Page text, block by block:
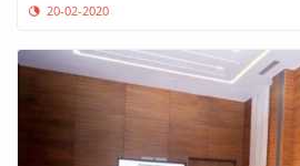
20-02-2020